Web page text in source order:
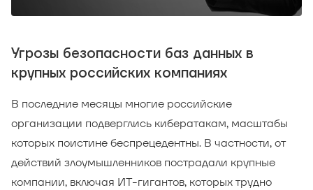
Угрозы безопасности баз данных в
крупных российских компаниях
В последние месяцы многие российские
организации подверглись кибератакам, масштабы
которых поистине беспрецедентны. В частности, от
действий злоумышленников пострадали крупные
компании, включая ИТ-гигантов, которых трудно